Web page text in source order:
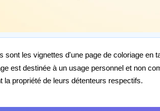
sont les vignettes d'une page de coloriage en
est destinée à un usage personnel et non
la propriété de leurs détenteurs respectifs.